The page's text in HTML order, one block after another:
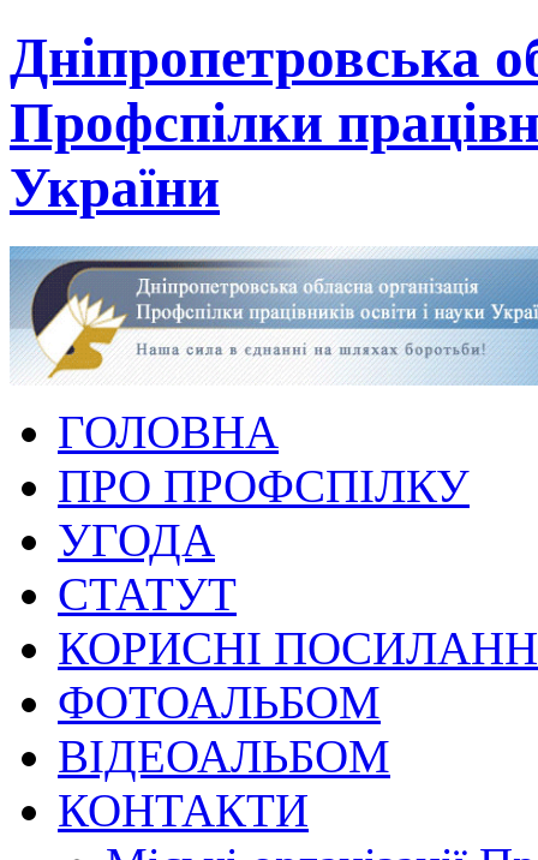
Дніпропетровська
Профспілки
України
ГОЛОВНА
ПРО ПРОФСПІЛКУ
УГОДА
СТАТУТ
КОРИСНІ
ФОТОАЛЬБОМ
ВІДЕОАЛЬБОМ
КОНТАКТИ